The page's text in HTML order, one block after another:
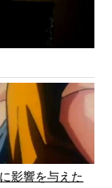
影響を与えた